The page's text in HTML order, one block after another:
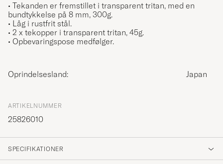
• Tekanden er fremstillet i transparent tritan, med en
bundtykkelse på 8 mm, 300g.
• Låg i rustfrit stål.
• 2 x tekopper i transparent tritan, 45g.
• Opbevaringspose medfølger.
Oprindelsesland: Japan
ARTIKELNUMMER
25826010
SPECIFIKATIONER